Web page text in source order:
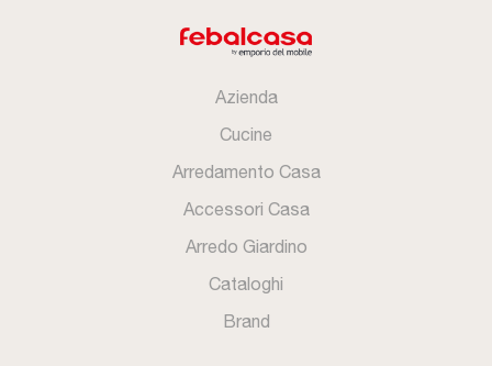
Azienda
Cucine
Arredamento Casa
Accessori Casa
Arredo Giardino
Cataloghi
Brand